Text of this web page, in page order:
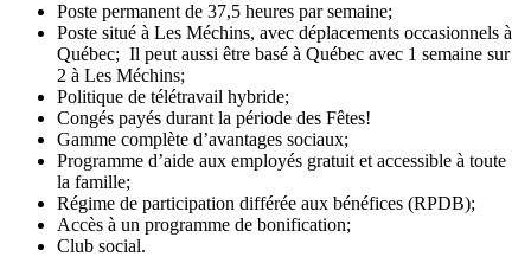
Poste permanent de 37,5 heures par semaine;
Poste situé à Les Méchins, avec déplacements occasionnels à
Québec; Il peut aussi être basé à Québec avec 1 semaine sur
2 à Les Méchins;
Politique de télétravail hybride;
Congés payés durant la période des Fêtes!
Gamme complète d’avantages sociaux;
Programme d’aide aux employés gratuit et accessible à toute
la famille;
Régime de participation différée aux bénéfices (RPDB);
Accès à un programme de bonification;
Club social.